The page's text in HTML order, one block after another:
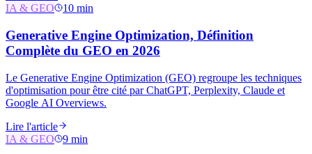
IA & GEO
10 min
Generative Engine Optimization, Définition
Complète du GEO en 2026
Le Generative Engine Optimization (GEO) regroupe les techniques
d'optimisation pour être cité par ChatGPT, Perplexity, Claude et
Google AI Overviews.
Lire l'article
IA & GEO
9 min